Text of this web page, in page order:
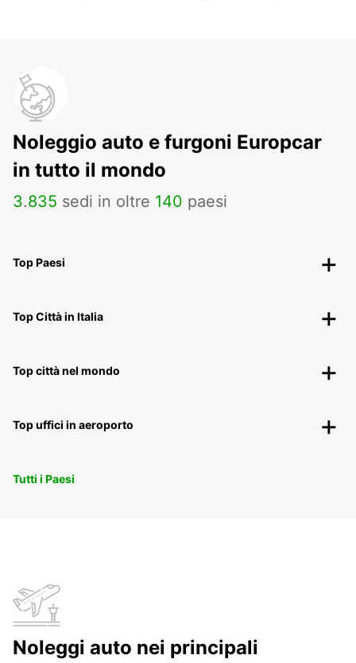
Noleggio auto e furgoni Europcar
in tutto il mondo
3.835 sedi in oltre 140 paesi
Top Paesi
Top Città in Italia
Top città nel mondo
Top uffici in aeroporto
Tutti i Paesi
Noleggi auto nei principali